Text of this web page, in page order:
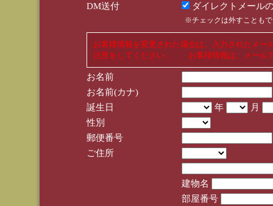
DM送付 ダイレクトメール
※チェックは外すことも
お客様情報を変更された場合は、入力されたメ
注意をしてください。 お客様情報は、メール
お名前
お名前(カナ)
誕生日
年
月
性別
郵便番号
ご住所
建物名
部屋番号